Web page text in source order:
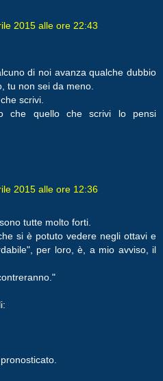
2015 alle ore 22:43
di noi avanza qualche dubbio
tu non sei da meno.
scrivi.
che quello che scrivi lo pensi
2015 alle ore 12:36
tutte molto forti.
si è potuto vedere negli ottavi e
per loro, è, a mio avviso, il